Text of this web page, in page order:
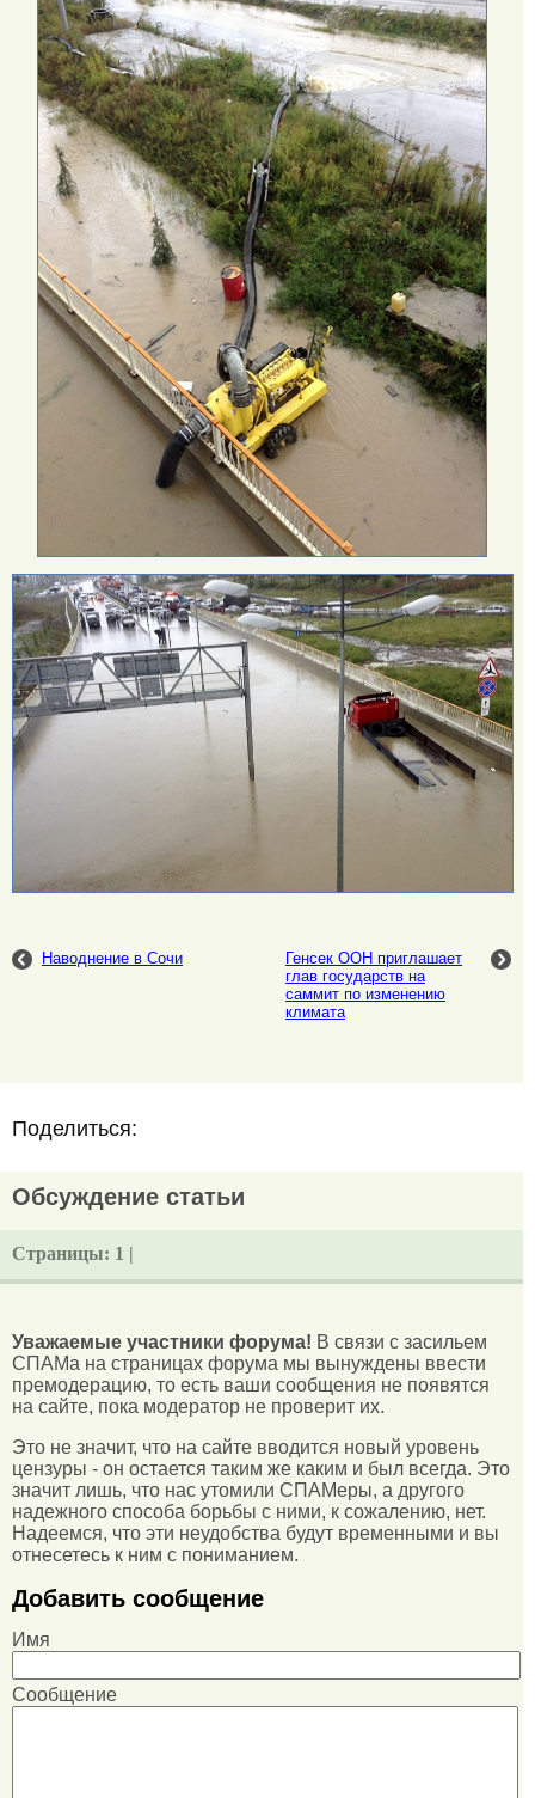
Наводнение в Сочи
Генсек ООН приглашает
глав государств на
саммит по изменению
климата
Поделиться:
Обсуждение статьи
Страницы: 1 |
Уважаемые участники форума! В связи с засильем
СПАМа на страницах форума мы вынуждены ввести
премодерацию, то есть ваши сообщения не появятся
на сайте, пока модератор не проверит их.
Это не значит, что на сайте вводится новый уровень
цензуры - он остается таким же каким и был всегда. Это
значит лишь, что нас утомили СПАМеры, а другого
надежного способа борьбы с ними, к сожалению, нет.
Надеемся, что эти неудобства будут временными и вы
отнесетесь к ним с пониманием.
Добавить сообщение
Имя
Сообщение